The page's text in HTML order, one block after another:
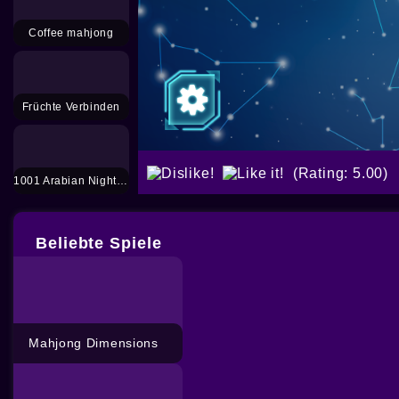
Coffee mahjong
Früchte Verbinden
1001 Arabian Night Mahjong
(Rating: 5.00)
Beliebte Spiele
Mahjong Dimensions